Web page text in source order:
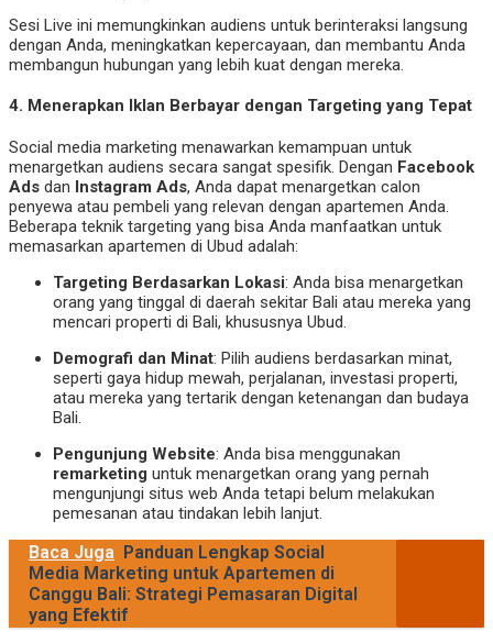
Sesi Live ini memungkinkan audiens untuk berinteraksi langsung
dengan Anda, meningkatkan kepercayaan, dan membantu Anda
membangun hubungan yang lebih kuat dengan mereka.
4. Menerapkan Iklan Berbayar dengan Targeting yang Tepat
Social media marketing menawarkan kemampuan untuk
menargetkan audiens secara sangat spesifik. Dengan Facebook
Ads dan Instagram Ads, Anda dapat menargetkan calon
penyewa atau pembeli yang relevan dengan apartemen Anda.
Beberapa teknik targeting yang bisa Anda manfaatkan untuk
memasarkan apartemen di Ubud adalah:
Targeting Berdasarkan Lokasi: Anda bisa menargetkan
orang yang tinggal di daerah sekitar Bali atau mereka yang
mencari properti di Bali, khususnya Ubud.
Demografi dan Minat: Pilih audiens berdasarkan minat,
seperti gaya hidup mewah, perjalanan, investasi properti,
atau mereka yang tertarik dengan ketenangan dan budaya
Bali.
Pengunjung Website: Anda bisa menggunakan
remarketing untuk menargetkan orang yang pernah
mengunjungi situs web Anda tetapi belum melakukan
pemesanan atau tindakan lebih lanjut.
Baca Juga Panduan Lengkap Social
Media Marketing untuk Apartemen di
Canggu Bali: Strategi Pemasaran Digital
yang Efektif